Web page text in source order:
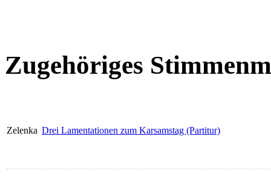
Zugehöriges
Zelenka Drei Lamentationen zum Karsamstag (Partitur)